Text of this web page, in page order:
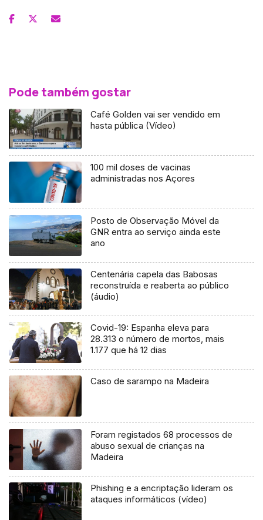
Pode também gostar
Café Golden vai ser vendido em
hasta pública (Vídeo)
100 mil doses de vacinas
administradas nos Açores
Posto de Observação Móvel da
GNR entra ao serviço ainda este
ano
Centenária capela das Babosas
reconstruída e reaberta ao público
(áudio)
Covid-19: Espanha eleva para
28.313 o número de mortos, mais
1.177 que há 12 dias
Caso de sarampo na Madeira
Foram registados 68 processos de
abuso sexual de crianças na
Madeira
Phishing e a encriptação lideram os
ataques informáticos (vídeo)